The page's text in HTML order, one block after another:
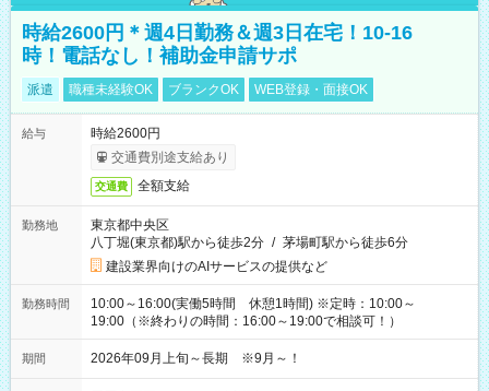
時給2600円＊週4日勤務＆週3日在宅！10-16
時！電話なし！補助金申請サポ
派遣 職種未経験OK ブランクOK WEB登録・面接OK
給与
時給2600円
交通費別途支給あり
交通費 全額支給
勤務地
東京都中央区
八丁堀(東京都)駅から徒歩2分 / 茅場町駅から徒歩6分
建設業界向けのAIサービスの提供など
勤務時間
10:00～16:00(実働5時間 休憩1時間) ※定時：10:00～
19:00（※終わりの時間：16:00～19:00で相談可！）
期間 2026年09月上旬～長期 ※9月～！